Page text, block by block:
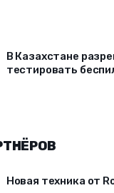
В Казахстане
тестировать
Новая техника от